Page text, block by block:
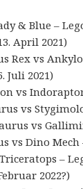
& Blue –
April 2021)
Rex vs
Juli 2021)
vs
vs
vs
vs Dino Mech
–
2022?)